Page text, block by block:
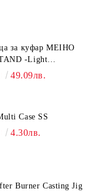
за куфар MEIHO
-Light
49.09лв.
Case SS
4.30лв.
Burner Casting Jig